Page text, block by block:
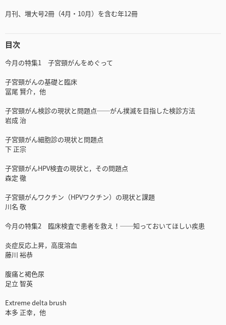
月刊、増大号2冊（4月・10月）を含む年12冊
目次
今月の特集1 子宮頸がんをめぐって
子宮頸がんの基礎と臨床
冨尾 賢介，他
子宮頸がん検診の現状と問題点──がん撲滅を目指した検診方法
岩成 治
子宮頸がん細胞診の現状と問題点
下 正宗
子宮頸がんHPV検査の現状と，その問題点
森定 徹
子宮頸がんワクチン（HPVワクチン）の現状と課題
川名 敬
今月の特集2 臨床検査で患者を救え！──知っておいてほしい疾患
炎症反応上昇，高度溶血
藤川 裕恭
腹痛と褐色尿
足立 智英
Extreme delta brush
本多 正幸，他